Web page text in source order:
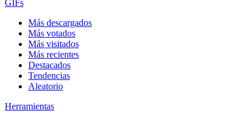
GIFs
Más descargados
Más votados
Más visitados
Más recientes
Destacados
Tendencias
Aleatorio
Herramientas